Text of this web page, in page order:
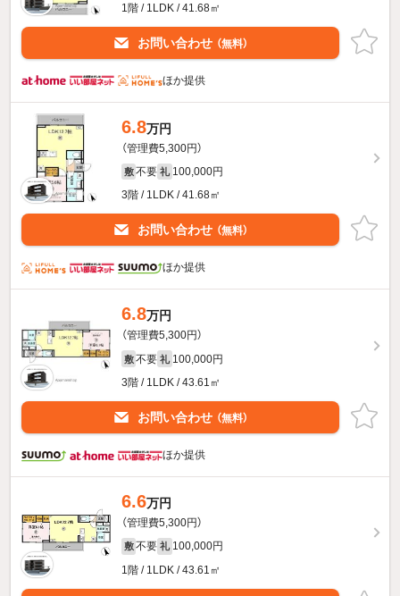
1階 / 1LDK / 41.68㎡
お問い合わせ （無料）
ほか提供
6.8万円
（管理費5,300円）
敷 不要 礼 100,000円
3階 / 1LDK / 41.68㎡
お問い合わせ （無料）
ほか提供
6.8万円
（管理費5,300円）
敷 不要 礼 100,000円
3階 / 1LDK / 43.61㎡
お問い合わせ （無料）
ほか提供
6.6万円
（管理費5,300円）
敷 不要 礼 100,000円
1階 / 1LDK / 43.61㎡